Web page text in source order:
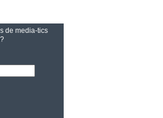
de media-tics